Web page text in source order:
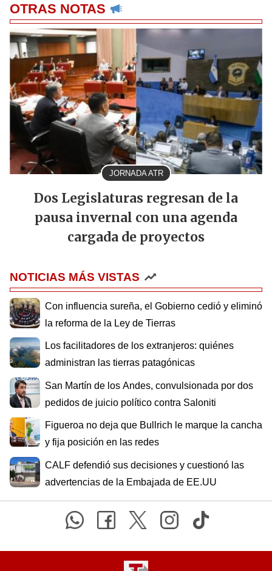
OTRAS NOTAS
JORNADA ATR
Dos Legislaturas regresan de la
pausa invernal con una agenda
cargada de proyectos
NOTICIAS MÁS VISTAS
Con influencia sureña, el Gobierno cedió y eliminó
la reforma de la Ley de Tierras
Los facilitadores de los extranjeros: quiénes
administran las tierras patagónicas
San Martín de los Andes, convulsionada por dos
pedidos de juicio político contra Saloniti
Figueroa no deja que Bullrich le marque la cancha
y fija posición en las redes
CALF defendió sus decisiones y cuestionó las
advertencias de la Embajada de EE.UU